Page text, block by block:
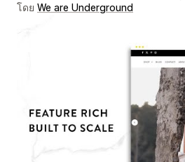
โดย We are Underground